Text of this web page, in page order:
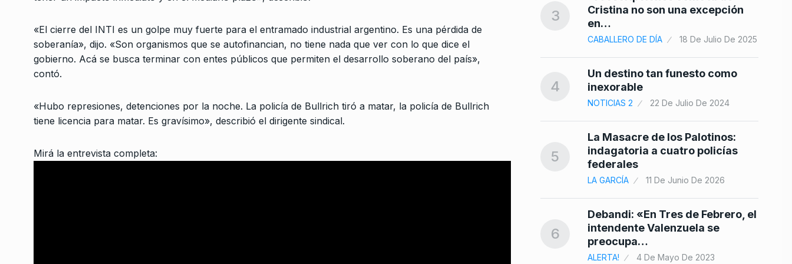
«El cierre del INTI es un golpe muy fuerte para el entramado industrial argentino. Es una pérdida de
soberanía», dijo. «Son organismos que se autofinancian, no tiene nada que ver con lo que dice el
gobierno. Acá se busca terminar con entes públicos que permiten el desarrollo soberano del país»,
contó.
«Hubo represiones, detenciones por la noche. La policía de Bullrich tiró a matar, la policía de Bullrich
tiene licencia para matar. Es gravísimo», describió el dirigente sindical.
Mirá la entrevista completa:
en…
CABALLERO DE DÍA 18 De Julio De 2025
NOTICIAS 2 22 De Julio De 2024
5
indagatoria a cuatro policías
federales
ALERTA! 10 De Mayo De 2023
3
Cristina no son una excepción
en…
CABALLERO DE DÍA 18 De Julio De 2025
4
Un destino tan funesto como
inexorable
NOTICIAS 2 22 De Julio De 2024
5
La Masacre de los Palotinos:
indagatoria a cuatro policías
federales
LA GARCÍA 11 De Junio De 2026
6
Debandi: «En Tres de Febrero, el
intendente Valenzuela se
preocupa…
ALERTA! 4 De Mayo De 2023